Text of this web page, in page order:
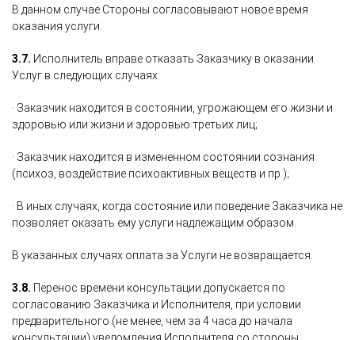
В данном случае Стороны согласовывают новое время
оказания услуги.
3.7. Исполнитель вправе отказать Заказчику в оказании
Услуг в следующих случаях:
· Заказчик находится в состоянии, угрожающем его жизни и
здоровью или жизни и здоровью третьих лиц;
· Заказчик находится в измененном состоянии сознания
(психоз, воздействие психоактивных веществ и пр.);
· В иных случаях, когда состояние или поведение Заказчика не
позволяет оказать ему услуги надлежащим образом.
В указанных случаях оплата за Услуги не возвращается.
3.8. Перенос времени консультации допускается по
согласованию Заказчика и Исполнителя, при условии
предварительного (не менее, чем за 4 часа до начала